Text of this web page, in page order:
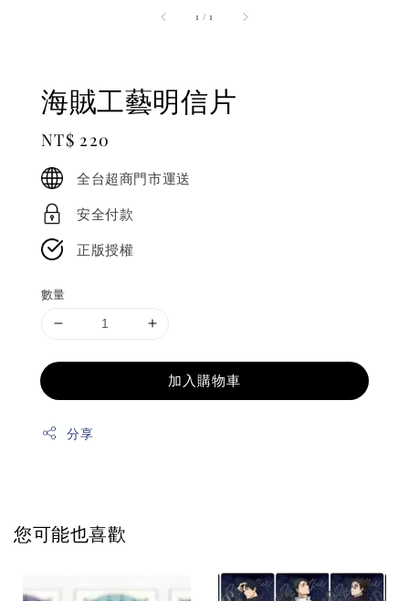
1 /1
海賊工藝明信片
Regular
price
NT$ 220
全台超商門市運送
安全付款
正版授權
數量
加入購物車
分享
您可能也喜歡